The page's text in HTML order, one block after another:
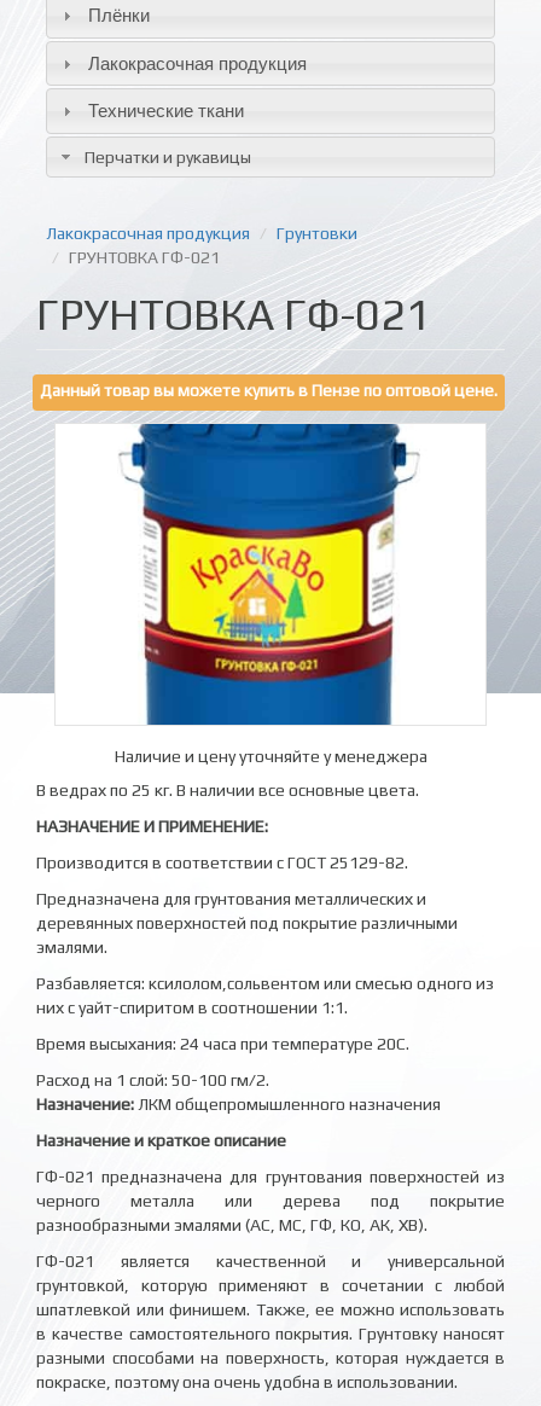
Плёнки
Лакокрасочная продукция
Технические ткани
Перчатки и рукавицы
Лакокрасочная продукция
Грунтовки
ГРУНТОВКА ГФ-021
ГРУНТОВКА ГФ-021
Данный товар вы можете купить в Пензе по оптовой цене.
Наличие и цену уточняйте у менеджера
В ведрах по 25 кг. В наличии все основные цвета.
НАЗНАЧЕНИЕ И ПРИМЕНЕНИЕ:
Производится в соответствии с ГОСТ 25129-82.
Предназначена для грунтования металлических и
деревянных поверхностей под покрытие различными
эмалями.
Разбавляется: ксилолом,сольвентом или смесью одного из
них с уайт-спиритом в соотношении 1:1.
Время высыхания: 24 часа при температуре 20С.
Расход на 1 слой: 50-100 гм/2.
Назначение: ЛКМ общепромышленного назначения
Назначение и краткое описание
ГФ-021 предназначена для грунтования поверхностей из
черного металла или дерева под покрытие
разнообразными эмалями (АС, МС, ГФ, КО, АК, ХВ).
ГФ-021 является качественной и универсальной
грунтовкой, которую применяют в сочетании с любой
шпатлевкой или финишем. Также, ее можно использовать
в качестве самостоятельного покрытия. Грунтовку наносят
разными способами на поверхность, которая нуждается в
покраске, поэтому она очень удобна в использовании.